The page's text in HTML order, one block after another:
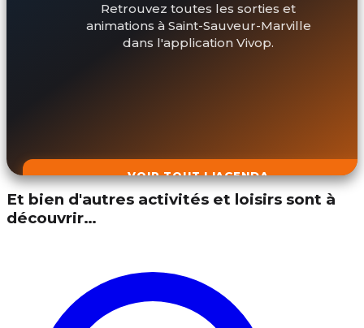
Retrouvez toutes les sorties et
animations à Saint-Sauveur-Marville
dans l'application Vivop.
VOIR TOUT L'AGENDA
Et bien d'autres activités et loisirs sont à
découvrir…